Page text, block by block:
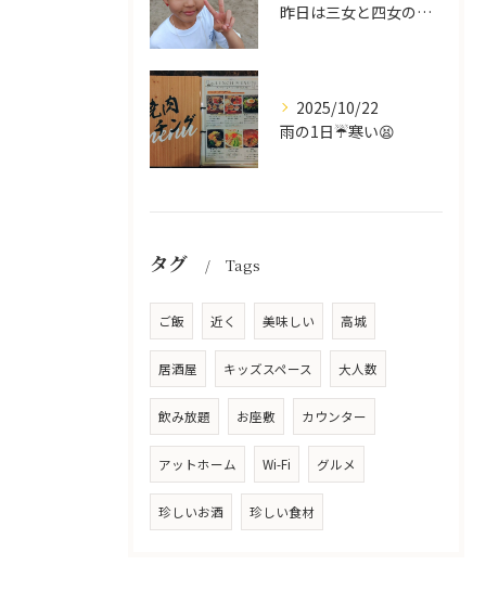
昨日は三女と四女の運動会🥰
2025/10/22
雨の1日☔寒い😫
タグ Tags
ご飯 近く 美味しい 高城
居酒屋 キッズスペース 大人数
飲み放題 お座敷 カウンター
アットホーム Wi-Fi グルメ
珍しいお酒 珍しい食材